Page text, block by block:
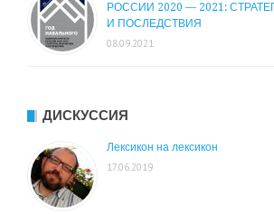
РОССИИ 2020 — 2021:
И ПОСЛЕДСТВИЯ
08.09.2021
ДИСКУССИЯ
Лексикон на лексикон
17.06.2019